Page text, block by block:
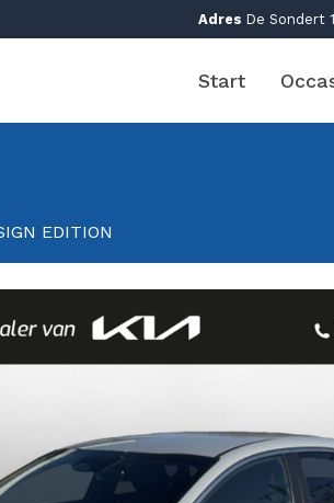
Adres De Sondert
Start
EDITION